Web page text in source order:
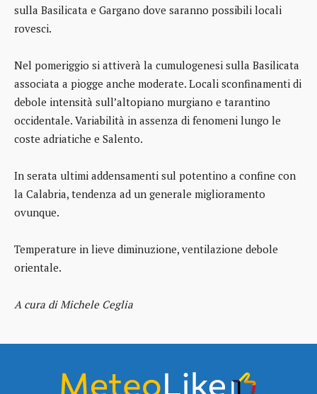
sulla Basilicata e Gargano dove saranno possibili locali
rovesci.
Nel pomeriggio si attiverà la cumulogenesi sulla Basilicata
associata a piogge anche moderate. Locali sconfinamenti di
debole intensità sull’altopiano murgiano e tarantino
occidentale. Variabilità in assenza di fenomeni lungo le
coste adriatiche e Salento.
In serata ultimi addensamenti sul potentino a confine con
la Calabria, tendenza ad un generale miglioramento
ovunque.
Temperature in lieve diminuzione, ventilazione debole
orientale.
A cura di Michele Ceglia